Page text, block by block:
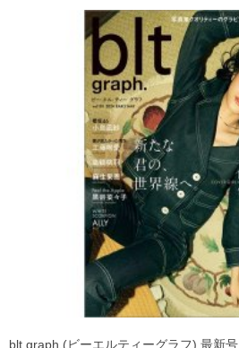
blt graph.(ビーエルティーグラフ) 最新